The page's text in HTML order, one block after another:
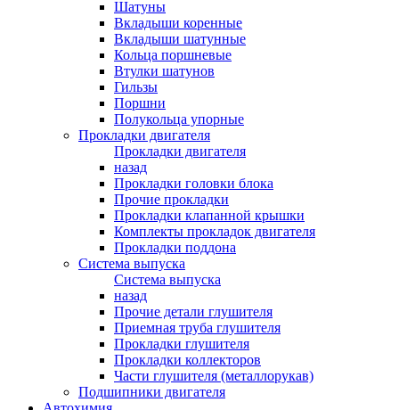
Шатуны
Вкладыши коренные
Вкладыши шатунные
Кольца поршневые
Втулки шатунов
Гильзы
Поршни
Полукольца упорные
Прокладки двигателя
Прокладки двигателя
назад
Прокладки головки блока
Прочие прокладки
Прокладки клапанной крышки
Комплекты прокладок двигателя
Прокладки поддона
Система выпуска
Система выпуска
назад
Прочие детали глушителя
Приемная труба глушителя
Прокладки глушителя
Прокладки коллекторов
Части глушителя (металлорукав)
Подшипники двигателя